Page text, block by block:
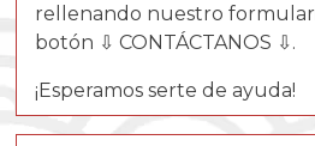
rellenando nuestro
botón ⇩ CONTÁCTANOS ⇩.
¡Esperamos serte de ayuda!